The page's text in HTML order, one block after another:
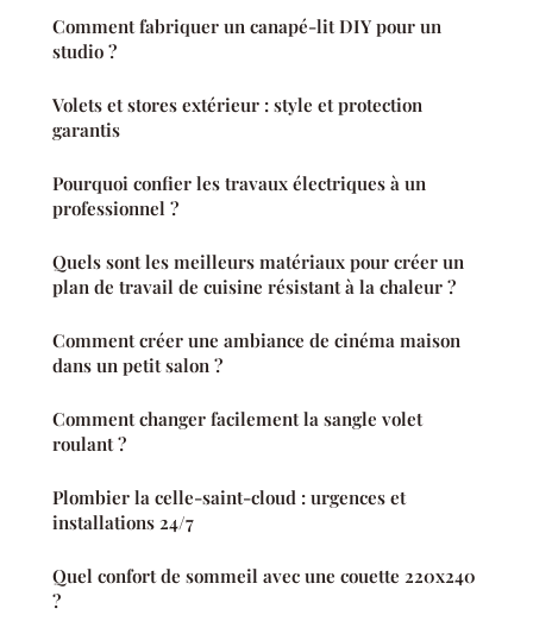
Comment fabriquer un canapé-lit DIY pour un
studio ?
Volets et stores extérieur : style et protection
garantis
Pourquoi confier les travaux électriques à un
professionnel ?
Quels sont les meilleurs matériaux pour créer un
plan de travail de cuisine résistant à la chaleur ?
Comment créer une ambiance de cinéma maison
dans un petit salon ?
Comment changer facilement la sangle volet
roulant ?
Plombier la celle-saint-cloud : urgences et
installations 24/7
Quel confort de sommeil avec une couette 220x240
?